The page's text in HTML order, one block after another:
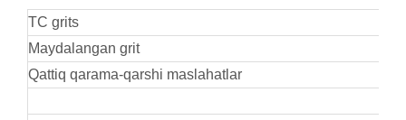
TC grits
Maydalangan grit
Qattiq qarama-qarshi maslahatlar